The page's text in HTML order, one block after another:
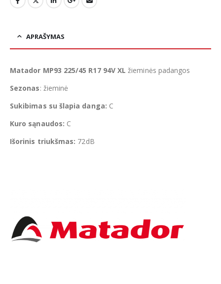
APRAŠYMAS
Matador MP93 225/45 R17 94V XLžieminės padangos
Sezonas: žieminė
Sukibimas su šlapia danga: C
Kuro sąnaudos: C
Išorinis triukšmas: 72dB